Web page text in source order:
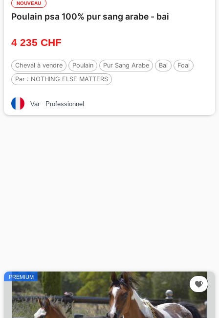
NOUVEAU
Poulain psa 100% pur sang arabe - bai
4 235 CHF
Cheval à vendre Poulain Pur Sang Arabe Bai
Foal
Par : NOTHING ELSE MATTERS
Var Professionnel
PREMIUM